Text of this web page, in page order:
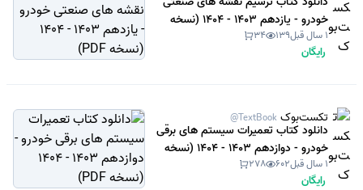
خودرو - یازدهم 1403 - 1404 (نسخه
PDF)1 سال قبل 139
34
رایگان
تکست‌بوک @TextBook
دانلود کتاب تعمیرات سیستم های برقی
خودرو - دوازدهم 1403 - 1404 (نسخه
PDF)1 سال قبل 602
278
رایگان